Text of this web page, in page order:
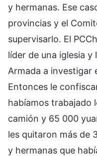
y hermanas. Ese
provincias y el
supervisarlo. El
líder de una iglesia y
Armada a investigar
Entonces le
habíamos trabajado
camión y 65 000
les quitaron más de
y hermanas que